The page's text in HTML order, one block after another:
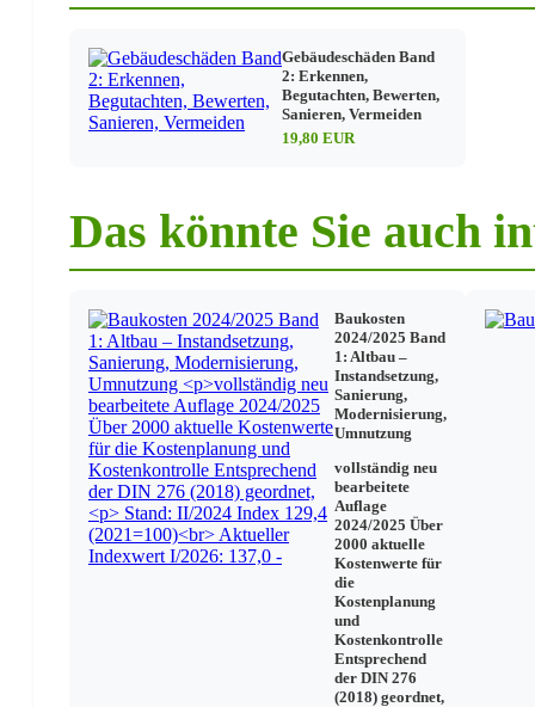
Zimmermann- und Holzbauarbeiten
Dachdeckerarbeiten
Besondere- und unübliche Bauarbeiten
Putz- und Stuckarbeiten
Fliesen- und Spaltplattenarbeiten
Estrich- und Asphaltarbeiten
Rollladenbau- und Jalousiearbeiten
Glaserarbeiten
Maler- und Lackierarbeiten
Tapezierarbeiten
Lüftungstechnische Installationsarbeiten
Heizungsbauarbeiten
Gas-, Wasser- und Sanitärarbeiten
Elektroinstallationsarbeiten und Antennenbau
Isolationsarbeiten
Gerüstbauarbeiten
Betonwerksteinarbeiten
Baustelleneinrichtungsarbeiten
Verbraucherinformationen und aktuelle WEB-Adressen
Industrie- und Handelskammern (Sachverständigen-Listen)
Landesämter für Statistiken (Bezug der Preisindizes)
Prüfstellen für nicht geregelte Bauprodukte
Interessenvereinigung der Mieter Deutschlands
Gebäudeschäden Band
2: Erkennen,
Begutachten, Bewerten,
Sanieren, Vermeiden
19,80 EUR
Das könnte Sie auch
Baukosten
2024/2025 Band
1: Altbau –
Instandsetzung,
Sanierung,
Modernisierung,
Umnutzung
vollständig neu
bearbeitete
Auflage
2024/2025 Über
2000 aktuelle
Kostenwerte für
die
Kostenplanung
und
Kostenkontrolle
Entsprechend
der DIN 276
(2018) geordnet,